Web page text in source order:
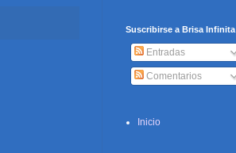
Suscribirse a Brisa Infinita
Entradas
Comentarios
Inicio